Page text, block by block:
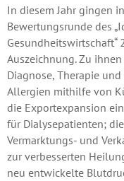
In diesem Jahr gingen
Bewertungsrunde des
Gesundheitswirtschaft“
Auszeichnung. Zu
Diagnose, Therapie
Allergien mithilfe von
die Exportexpansion
für Dialysepatienten;
Vermarktungs- und
zur verbesserten
neu entwickelte